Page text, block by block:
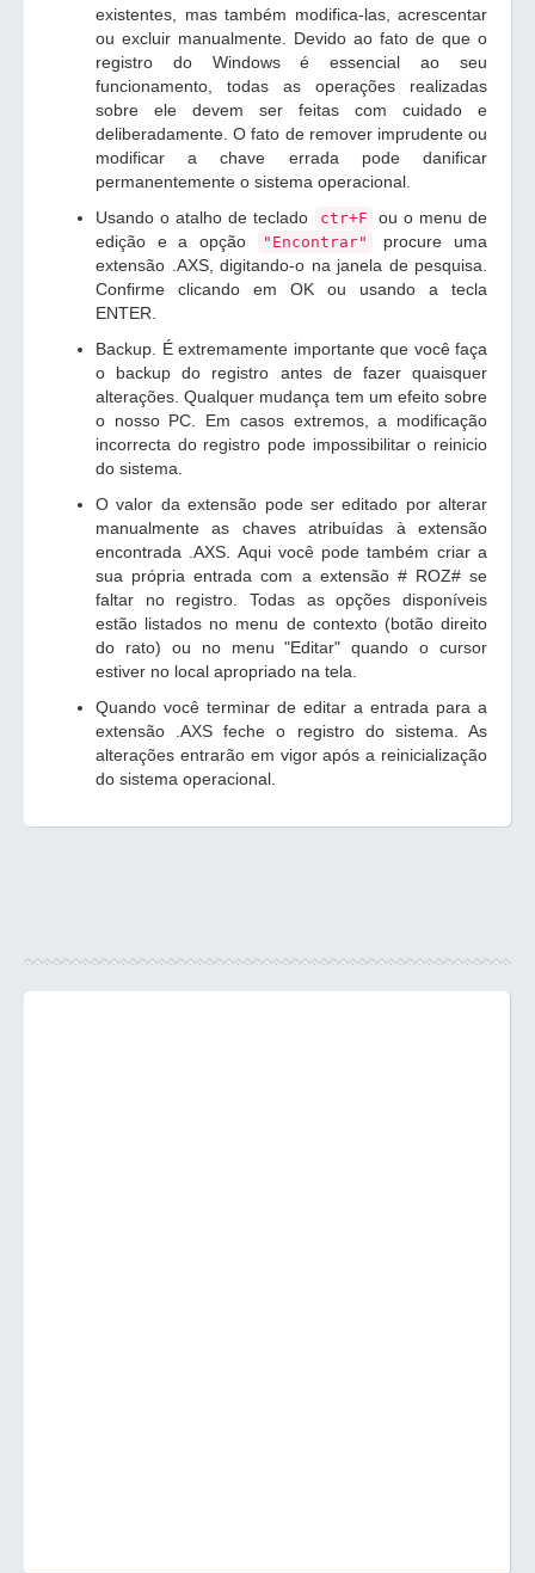
existentes, mas também modifica-las, acrescentar
ou excluir manualmente. Devido ao fato de que o
registro do Windows é essencial ao seu
funcionamento, todas as operações realizadas
sobre ele devem ser feitas com cuidado e
deliberadamente. O fato de remover imprudente ou
modificar a chave errada pode danificar
permanentemente o sistema operacional.
Usando o atalho de teclado
ctr+F
ou o menu de
edição e a opção
"Encontrar"
procure uma
extensão .AXS, digitando-o na janela de pesquisa.
Confirme clicando em OK ou usando a tecla
ENTER.
Backup. É extremamente importante que você faça
o backup do registro antes de fazer quaisquer
alterações. Qualquer mudança tem um efeito sobre
o nosso PC. Em casos extremos, a modificação
incorrecta do registro pode impossibilitar o reinicio
do sistema.
O valor da extensão pode ser editado por alterar
manualmente as chaves atribuídas à extensão
encontrada .AXS. Aqui você pode também criar a
sua própria entrada com a extensão # ROZ# se
faltar no registro. Todas as opções disponíveis
estão listados no menu de contexto (botão direito
do rato) ou no menu "Editar" quando o cursor
estiver no local apropriado na tela.
Quando você terminar de editar a entrada para a
extensão .AXS feche o registro do sistema. As
alterações entrarão em vigor após a reinicialização
do sistema operacional.